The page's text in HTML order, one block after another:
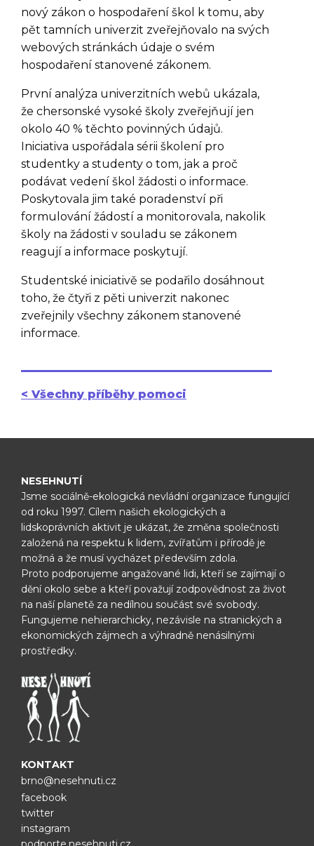
nový zákon o hospodaření škol k tomu, aby
pět tamních univerzit zveřejňovalo na svých
webových stránkách údaje o svém
hospodaření stanovené zákonem.
První analýza univerzitních webů ukázala,
že chersonské vysoké školy zveřejňují jen
okolo 40 % těchto povinných údajů.
Iniciativa uspořádala sérii školení pro
studentky a studenty o tom, jak a proč
podávat vedení škol žádosti o informace.
Poskytovala jim také poradenství při
formulování žádostí a monitorovala, nakolik
školy na žádosti v souladu se zákonem
reagují a informace poskytují.
Studentské iniciativě se podařilo dosáhnout
toho, že čtyři z pěti univerzit nakonec
zveřejnily všechny zákonem stanovené
informace.
< Všechny příběhy pomoci
NESEHNUTÍ
Jsme sociálně-ekologická nevládní organizace fungující
od roku 1997. Cílem našich ekologických a
lidskoprávních aktivit je ukázat, že změna společnosti
založená na respektu k lidem, zvířatům i přírodě je
možná a že musí vycházet především zdola.
Proto podporujeme angažované lidi, kteří se zajímají o
dění okolo sebe a kteří považují zodpovědnost za život
na naší planetě za nedílnou součást své svobody.
Fungujeme nehierarchicky, nezávisle na stranických a
ekonomických zájmech a výhradně nenásilnými
prostředky.
KONTAKT
brno@nesehnuti.cz
facebook
twitter
instagram